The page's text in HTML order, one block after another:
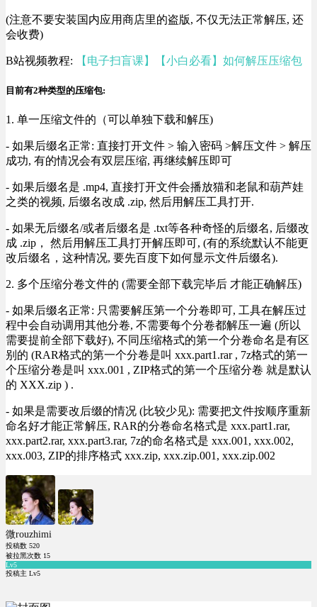
(注意不要安装国内应用商店里的盗版, 不仅无法正常解压, 还
会收费)
B站视频教程: 【电子扫盲课】【小白必看】如何解压压缩包
目前有2种类型的压缩包:
1. 单一压缩文件的（可以单独下载和解压)
- 如果后缀名正常: 直接打开文件 > 输入密码 >解压文件 > 解压
成功, 有的情况会有双层压缩, 再继续解压即可
- 如果后缀名是 .mp4, 直接打开文件会播放猫和老鼠和葫芦娃
之类的视频, 后缀名改成 .zip, 然后用解压工具打开.
- 如果无后缀名/或者后缀名是 .txt等各种奇怪的后缀名, 后缀改
成 .zip， 然后用解压工具打开解压即可, (有的系统默认不能更
改后缀名，这种情况, 要先百度下如何显示文件后缀名).
2. 多个压缩分卷文件的 (需要全部下载完毕后 才能正确解压)
- 如果后缀名正常: 只需要解压第一个分卷即可, 工具在解压过
程中会自动调用其他分卷, 不需要每个分卷都解压一遍 (所以
需要提前全部下载好), 不同压缩格式的第一个分卷命名是有区
别的 (RAR格式的第一个分卷是叫 xxx.part1.rar , 7z格式的第一
个压缩分卷是叫 xxx.001 , ZIP格式的第一个压缩分卷 就是默认
的 XXX.zip ) .
- 如果是需要改后缀的情况 (比较少见): 需要把文件按顺序重新
命名好才能正常解压, RAR的分卷命名格式是 xxx.part1.rar,
xxx.part2.rar, xxx.part3.rar, 7z的命名格式是 xxx.001, xxx.002,
xxx.003, ZIP的排序格式 xxx.zip, xxx.zip.001, xxx.zip.002
微rouzhimi
投稿数 520
被拉黑次数 15
Lv5
投稿主 Lv5